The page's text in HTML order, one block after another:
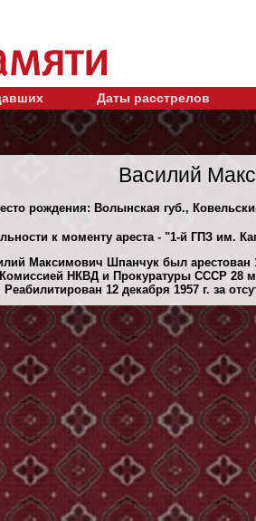
Даты расстрелов
Василий
рождения: Волынская губ.,
к моменту ареста - "1-й ГПЗ им.
Максимович Шпанчук был арестован
НКВД и Прокуратуры СССР 28
12 декaбря 1957 г. за